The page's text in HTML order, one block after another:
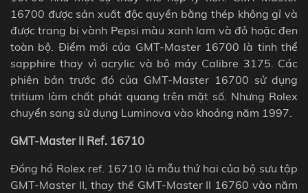
16700 được sản xuất độc quyền bằng thép không gỉ và
được trang bị vành Pepsi màu xanh lam và đỏ hoặc đen
toàn bộ. Điểm mới của GMT-Master 16700 là tinh thể
sapphire thay vì acrylic và bộ máy Calibre 3175. Các
phiên bản trước đó của GMT-Master 16700 sử dụng
tritium làm chất phát quang trên mặt số. Nhưng Rolex
chuyển sang sử dụng Luminova vào khoảng năm 1997.
GMT-Master II Ref. 16710
Đồng hồ Rolex ref. 16710 là mẫu thứ hai của bộ sưu tập
GMT-Master II, thay thế GMT-Master II 16760 vào năm